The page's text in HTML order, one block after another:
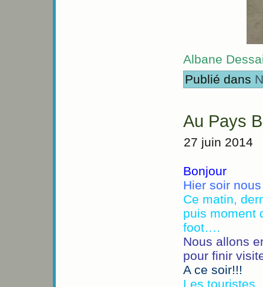
Albane
Publié dans
Au Pays
27 juin 2014
Bonjour
Hier soir
Ce matin,
puis moment
foot….
Nous allons
pour finir
A ce soir!!!
Les touristes